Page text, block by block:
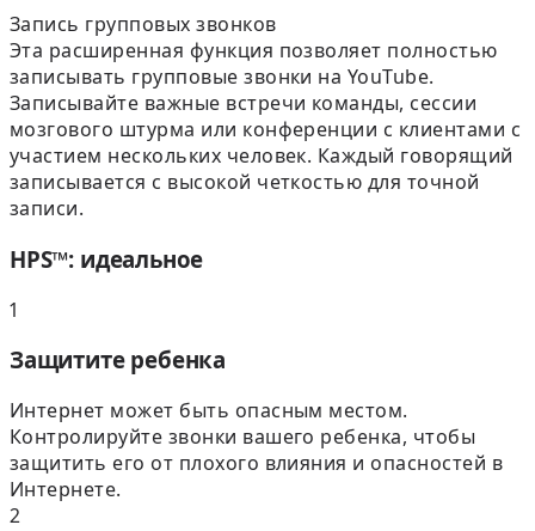
Запись групповых звонков
Эта расширенная функция позволяет полностью
записывать групповые звонки на YouTube.
Записывайте важные встречи команды, сессии
мозгового штурма или конференции с клиентами с
участием нескольких человек. Каждый говорящий
записывается с высокой четкостью для точной
записи.
HPS™: идеальное
1
Защитите ребенка
Интернет может быть опасным местом.
Контролируйте звонки вашего ребенка, чтобы
защитить его от плохого влияния и опасностей в
Интернете.
2